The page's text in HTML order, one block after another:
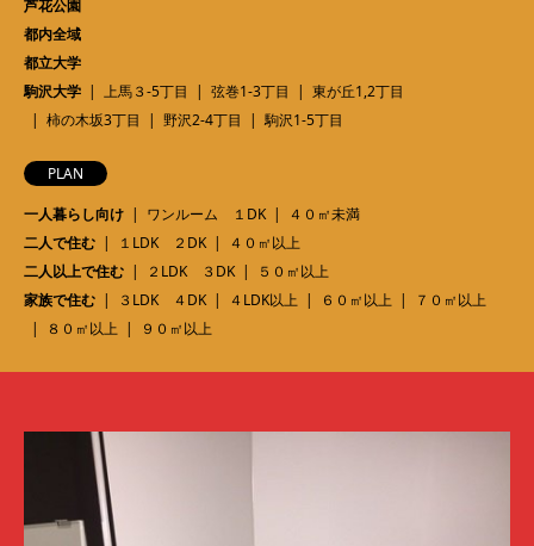
芦花公園
都内全域
都立大学
駒沢大学
上馬３-5丁目 弦巻1-3丁目
東が丘1,2丁目
柿の木坂3丁目
野沢2-4丁目 駒沢1-5丁目
PLAN
一人暮らし向け
ワンルーム １DK
４０㎡未満
二人で住む
１LDK ２DK
４０㎡以上
二人以上で住む
２LDK ３DK
５０㎡以上
家族で住む
３LDK ４DK ４LDK以上 ６０㎡以上
７０㎡以上
８０㎡以上
９０㎡以上